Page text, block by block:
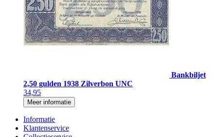
Bankbiljet
2,50 gulden 1938 Zilverbon UNC
34,95
Meer informatie
Informatie
Klantenservice